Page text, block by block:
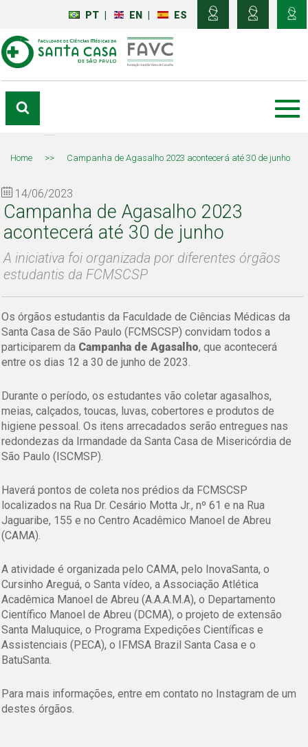
PT EN ES
Home >> Campanha de Agasalho 2023 acontecerá até 30 de junho
14/06/2023
Campanha de Agasalho 2023
acontecerá até 30 de junho
A iniciativa foi organizada por diferentes órgãos
estudantis da FCMSCSP
Os órgãos estudantis da Faculdade de Ciências Médicas da
Santa Casa de São Paulo (FCMSCSP) convidam todos a
participarem da Campanha de Agasalho, que acontecerá
entre os dias 12 a 30 de junho de 2023.
Durante o período, os estudantes vão coletar agasalhos,
meias, calçados, toucas, luvas, cobertores e produtos de
higiene pessoal. Os itens arrecadados serão entregues nas
redondezas da Irmandade da Santa Casa de Misericórdia de
São Paulo (ISCMSP).
Haverá pontos de coleta nos prédios da FCMSCSP
localizados na Rua Dr. Cesário Motta Jr., nº 61 e na Rua
Jaguaribe, 155 e no Centro Acadêmico Manoel de Abreu
(CAMA).
A atividade é organizada pelo CAMA, pelo InovaSanta, o
Cursinho Areguá, o Santa vídeo, a Associação Atlética
Acadêmica Manoel de Abreu (A.A.A.M.A), o Departamento
Científico Manoel de Abreu (DCMA), o projeto de extensão
Santa Maluquice, o Programa Expedições Científicas e
Assistenciais (PECA), o IFMSA Brazil Santa Casa e o
BatuSanta.
Para mais informações, entre em contato no Instagram de um
destes órgãos.